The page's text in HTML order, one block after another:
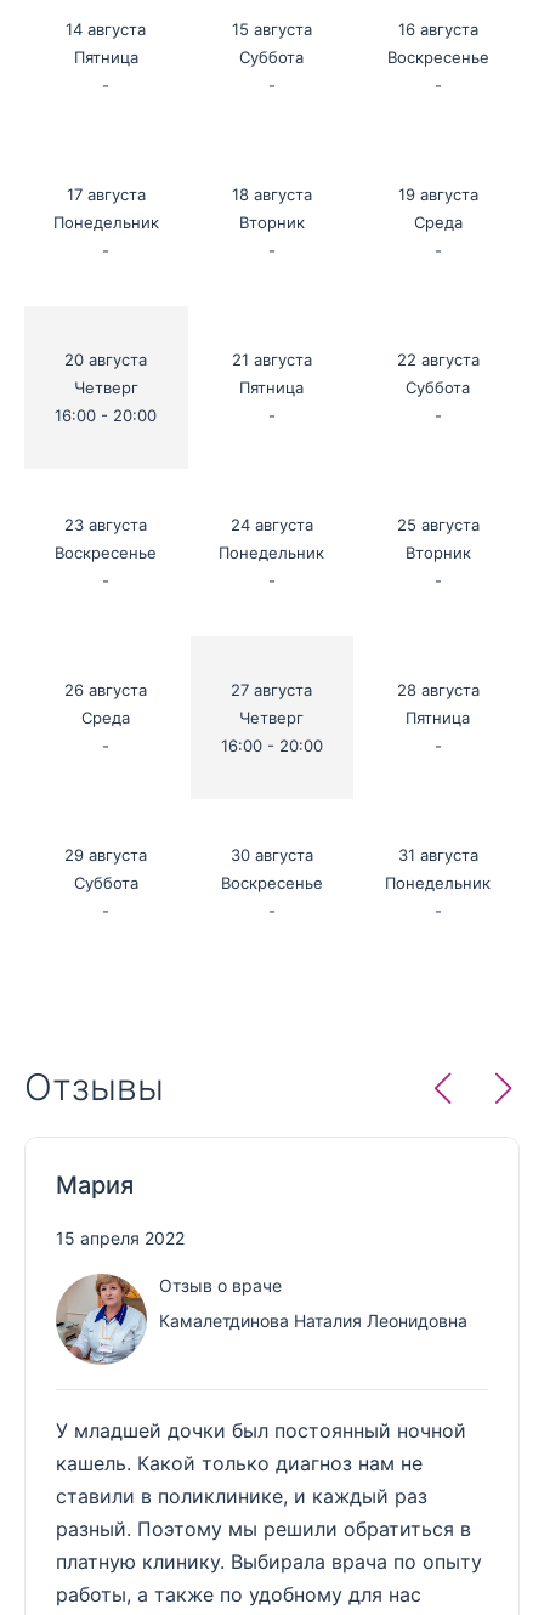
14 августа
Пятница
-
15 августа
Суббота
-
16 августа
Воскресенье
-
17 августа
Понедельник
-
18 августа
Вторник
-
19 августа
Среда
-
20 августа
Четверг
16:00 - 20:00
21 августа
Пятница
-
22 августа
Суббота
-
23 августа
Воскресенье
-
24 августа
Понедельник
-
25 августа
Вторник
-
26 августа
Среда
-
27 августа
Четверг
16:00 - 20:00
28 августа
Пятница
-
29 августа
Суббота
-
30 августа
Воскресенье
-
31 августа
Понедельник
-
Отзывы
Мария
15 апреля 2022
Отзыв о враче
Камалетдинова Наталия Леонидовна
У младшей дочки был постоянный ночной
кашель. Какой только диагноз нам не
ставили в поликлинике, и каждый раз
разный. Поэтому мы решили обратиться в
платную клинику. Выбирала врача по опыту
работы, а также по удобному для нас